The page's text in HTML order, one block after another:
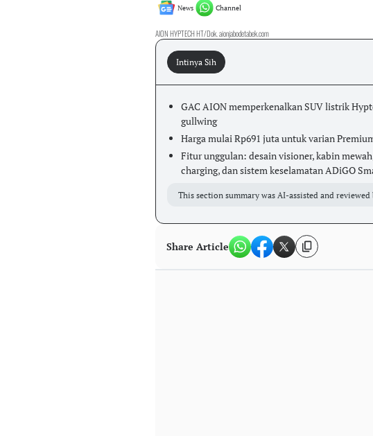
News Channel
AION HYPTECH HT/Dok. aionjabodetabek.com
Intinya Sih
GAC AION memperkenalkan SUV listrik
gullwing
Harga mulai Rp691 juta untuk varian
Fitur unggulan: desain visioner, kabin
charging, dan sistem keselamatan ADiGO
This section summary was AI-assisted and
Share Article